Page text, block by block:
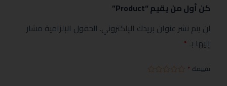
كن أول من يقيم “Product”
لن يتم نشر عنوان بريدك الإلكتروني. الحقول الإلزامية مشار
إليها بـ*
تقييمك *